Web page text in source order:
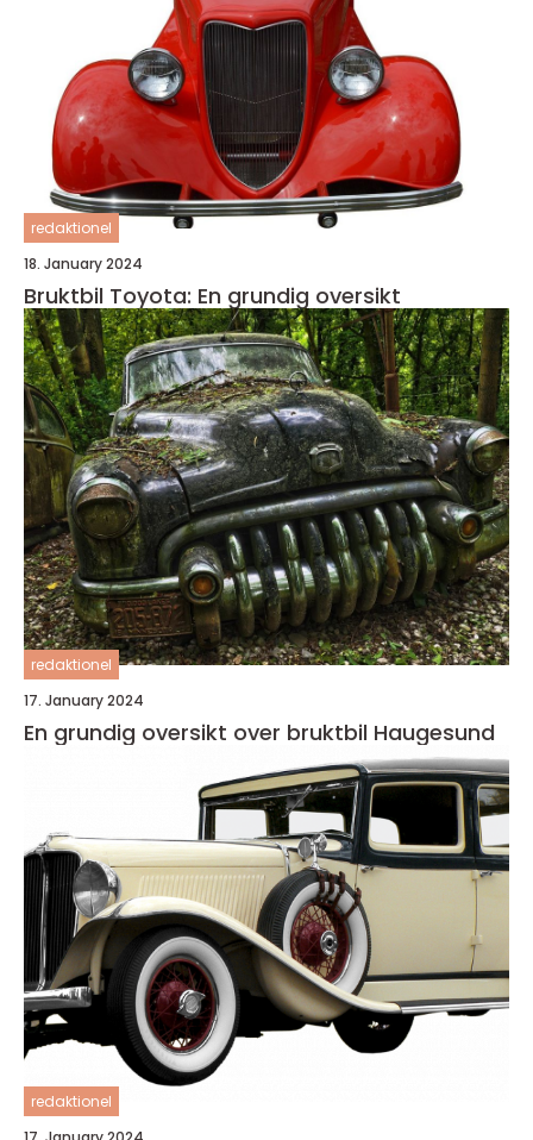
redaktionel
18. January 2024
Bruktbil Toyota: En grundig oversikt
redaktionel
17. January 2024
En grundig oversikt over bruktbil Haugesund
redaktionel